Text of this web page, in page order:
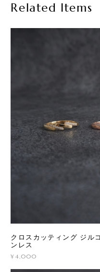
Related Items
クロスカッティング ジル
ンレス
¥4,000